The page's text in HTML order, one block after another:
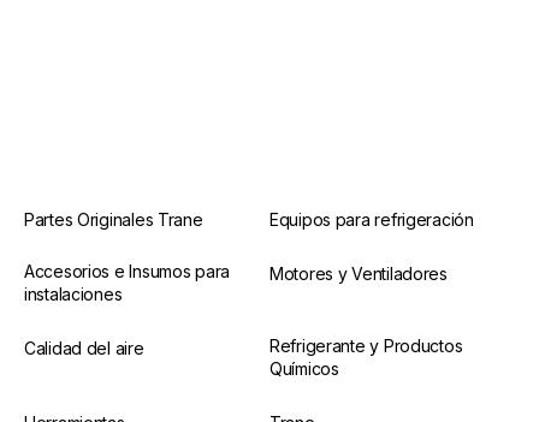
Partes Originales Trane Equipos para refrigeración
Accesorios e Insumos para
instalaciones
Motores y Ventiladores
Calidad del aire
Refrigerante y Productos
Químicos